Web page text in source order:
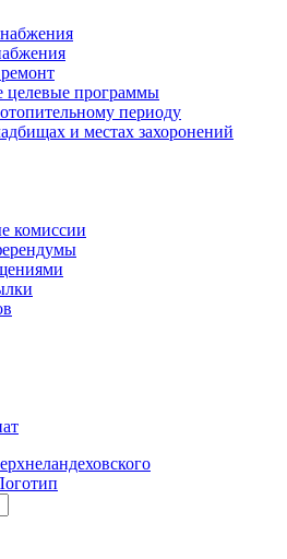
целевые программы
периоду
и местах захоронений
комиссии